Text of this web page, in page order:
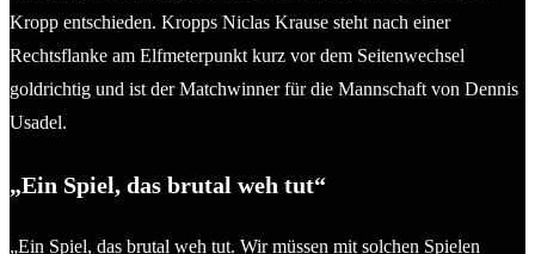
Kropp entschieden. Kropps Niclas Krause steht nach einer
Rechtsflanke am Elfmeterpunkt kurz vor dem Seitenwechsel
goldrichtig und ist der Matchwinner für die Mannschaft von Dennis
Usadel.
„Ein Spiel, das brutal weh tut“
„Ein Spiel, das brutal weh tut. Wir müssen mit solchen Spielen